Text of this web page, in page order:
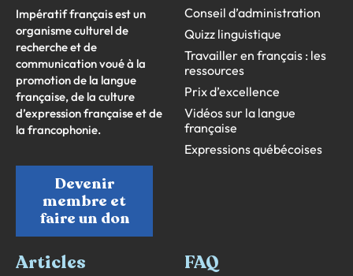
Impératif français est un
organisme culturel de
recherche et de
communication voué à la
promotion de la langue
française, de la culture
d’expression française et de
la francophonie.
Devenir
membre et
faire un don
Conseil d’administration
Quizz linguistique
Travailler en français : les
ressources
Prix d’excellence
Vidéos sur la langue
française
Expressions québécoises
Articles
FAQ